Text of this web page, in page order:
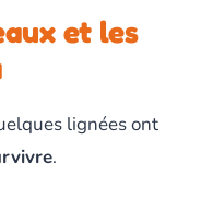
et les
lignées ont
.